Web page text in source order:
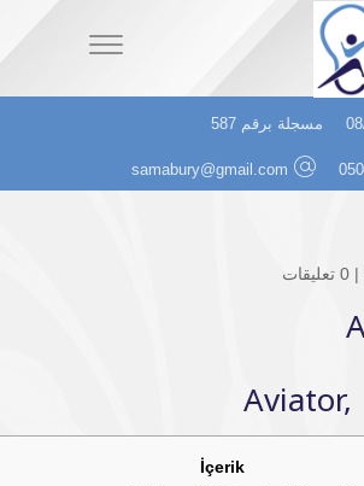
مسجلة برقم 587
samabury@gmail.com
0 تعليقات
Aviator,
İçerik